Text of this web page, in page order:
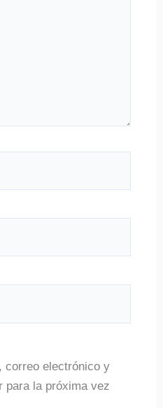
correo electrónico y
para la próxima vez